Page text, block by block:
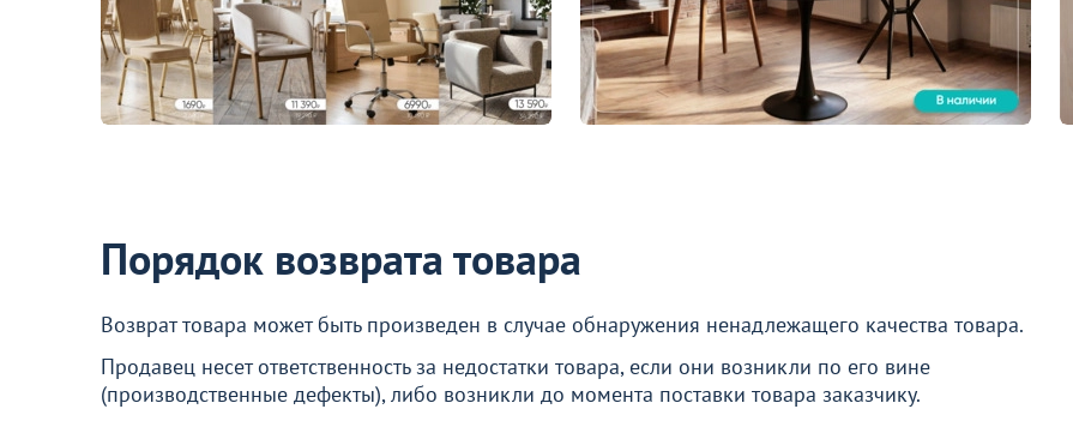
Порядок возврата товара
Возврат товара может быть произведен в случае обнаружения ненадлежащего качества товара.
Продавец несет ответственность за недостатки товара, если они возникли по его вине
(производственные дефекты), либо возникли до момента поставки товара заказчику.